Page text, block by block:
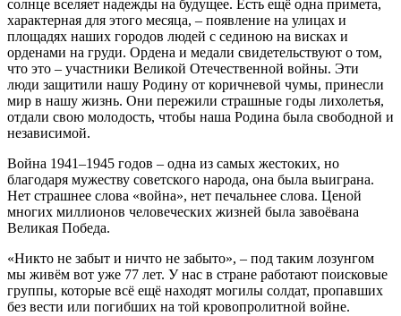
солнце вселяет надежды на будущее. Есть ещё одна примета,
характерная для этого месяца, – появление на улицах и
площадях наших городов людей с сединою на висках и
орденами на груди. Ордена и медали свидетельствуют о том,
что это – участники Великой Отечественной войны. Эти
люди защитили нашу Родину от коричневой чумы, принесли
мир в нашу жизнь. Они пережили страшные годы лихолетья,
отдали свою молодость, чтобы наша Родина была свободной и
независимой.
Война 1941–1945 годов – одна из самых жестоких, но
благодаря мужеству советского народа, она была выиграна.
Нет страшнее слова «война», нет печальнее слова. Ценой
многих миллионов человеческих жизней была завоёвана
Великая Победа.
«Никто не забыт и ничто не забыто», – под таким лозунгом
мы живём вот уже 77 лет. У нас в стране работают поисковые
группы, которые всё ещё находят могилы солдат, пропавших
без вести или погибших на той кровопролитной войне.